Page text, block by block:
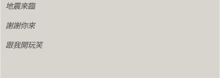
地震來臨
謝謝你來
跟我開玩笑